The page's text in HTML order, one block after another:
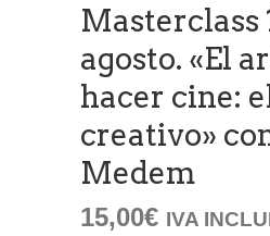
Masterclass
agosto. «El
hacer cine:
creativo»
Medem
15,00€ IVA